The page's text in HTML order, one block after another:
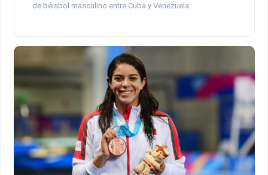
de béisbol masculino entre Cuba y Venezuela.